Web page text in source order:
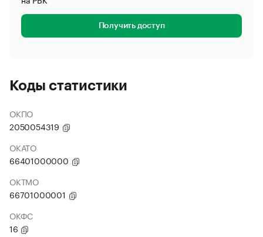
Получить доступ
Коды статистики
ОКПО
2050054319
ОКАТО
66401000000
ОКТМО
66701000001
ОКФС
16